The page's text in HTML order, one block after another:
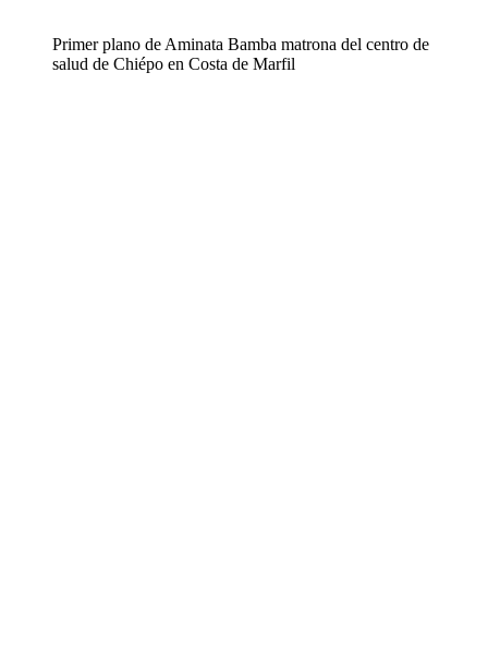
Primer plano de Aminata Bamba matrona del centro de
salud de Chiépo en Costa de Marfil